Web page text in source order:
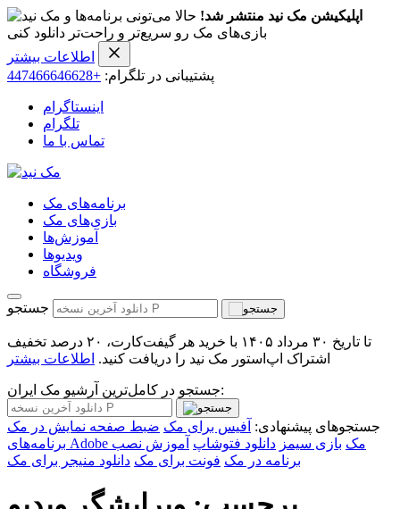
اپلیکیشن مک نید منتشر شد! حالا می‌تونی برنامه‌ها و
بازی‌های مک رو سریع‌تر و راحت‌تر دانلود کنی
اطلاعات بیشتر
پشتیبانی در تلگرام: +447466646628
اینستاگرام
تلگرام
تماس با ما
برنامه‌های مک
بازی‌های مک
آموزش‌ها
ویدیو‌ها
فروشگاه
جستجو
تا تاریخ ۳۰ مرداد ۱۴۰۵ با خرید هر گیفت‌کارت، ۲۰ درصد تخفیف
اشتراک اپ‌استور مک نید را دریافت کنید. اطلاعات بیشتر
جستجو در کامل‌ترین آرشیو مک ایران:
جستجوهای پیشنهادی: آفیس برای مک ضبط صفحه نمایش در مک
برنامه‌های Adobe مک بازی سیمز دانلود فتوشاپ آموزش نصب
برنامه در مک فونت برای مک دانلود منیجر برای مک